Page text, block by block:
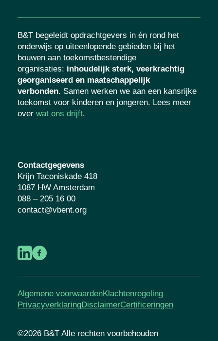
B&T begeleidt opdrachtgevers in én rond het
onderwijs op uiteenlopende gebieden bij het
bouwen aan toekomstbestendige
organisaties: inhoudelijk sterk, veerkrachtig
georganiseerd en maatschappelijk
verbonden. Samen werken we aan een kansrijke
toekomst voor kinderen en jongeren. Lees meer
over wat ons drijft.
Contactgegevens
Krijn Taconiskade 418
1087 HW Amsterdam
088 – 205 16 00
contact@vbent.org
Algemene voorwaardenKlachtenregeling
PrivacyverklaringDisclaimerCertificeringen
©2026 B&T Alle rechten voorbehouden